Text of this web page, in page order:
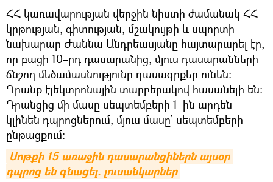
ՀՀ կառավարության վերջին նիստի ժամանակ ՀՀ
կրթության, գիտության, մշակույթի և սպորտի
նախարար Ժաննա Անդրեասյանը հայտարարել էր,
որ բացի 10–րդ դասարանից, մյուս դասարանների
ճնշող մեծամասնությունը դասագրքեր ունեն։
Դրանք էլեկտրոնային տարբերակով հասանելի են։
Դրանցից մի մասը սեպտեմբերի 1–ին արդեն
կլինեն դպրոցներում, մյուս մասը` սեպտեմբերի
ընթացքում։
Սոթքի 15 առաջին դասարանցիներն այսօր
դպրոց են գնացել. լուսանկարներ